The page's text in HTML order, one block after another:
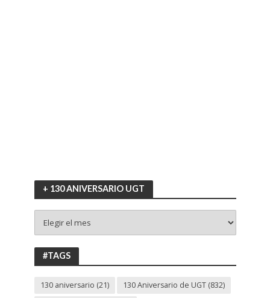
+ 130 ANIVERSARIO UGT
130
ANIVERSARIO
UGT
#TAGS
130 aniversario (21) 130 Aniversario de UGT(832)